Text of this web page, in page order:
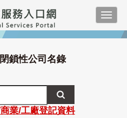
閉鎖性公司名錄
業/工廠登記資料